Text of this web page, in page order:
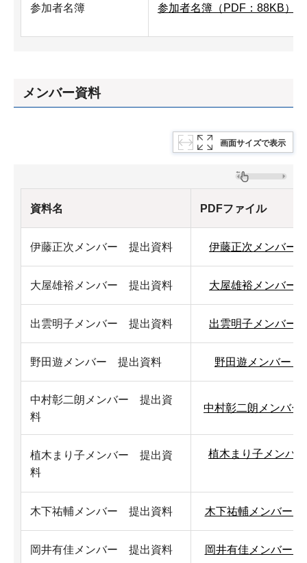
参加者名簿 参加者名簿（PDF：88KB）
メンバー資料
画面サイズで表示
資料名 PDFファイル
伊藤正次メンバー 提出資料 伊藤正次メンバー
大屋雄裕メンバー 提出資料 大屋雄裕メンバー
出雲明子メンバー 提出資料 出雲明子メンバー
野田遊メンバー 提出資料 野田遊メンバー
中村彰二朗メンバー 提出資
料
中村彰二朗メンバ
植木まり子メンバー 提出資
料
植木まり子メンバ
木下祐輔メンバー 提出資料 木下祐輔メンバー
岡井有佳メンバー 提出資料 岡井有佳メンバー